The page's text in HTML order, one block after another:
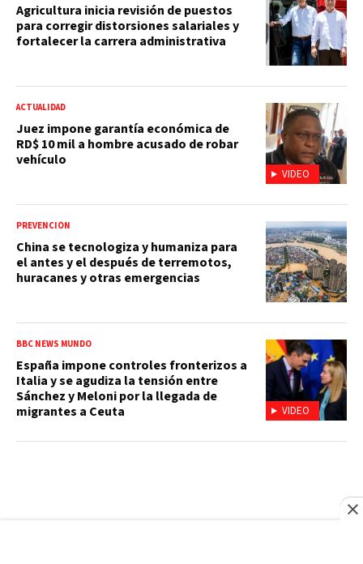
Agricultura inicia revisión de puestos
para corregir distorsiones salariales y
fortalecer la carrera administrativa
VIDEO
ACTUALIDAD
Juez impone garantía económica de
RD$ 10 mil a hombre acusado de robar
vehículo
PREVENCIÓN
China se tecnologiza y humaniza para
el antes y el después de terremotos,
huracanes y otras emergencias
VIDEO
BBC NEWS MUNDO
España impone controles fronterizos a
Italia y se agudiza la tensión entre
Sánchez y Meloni por la llegada de
migrantes a Ceuta